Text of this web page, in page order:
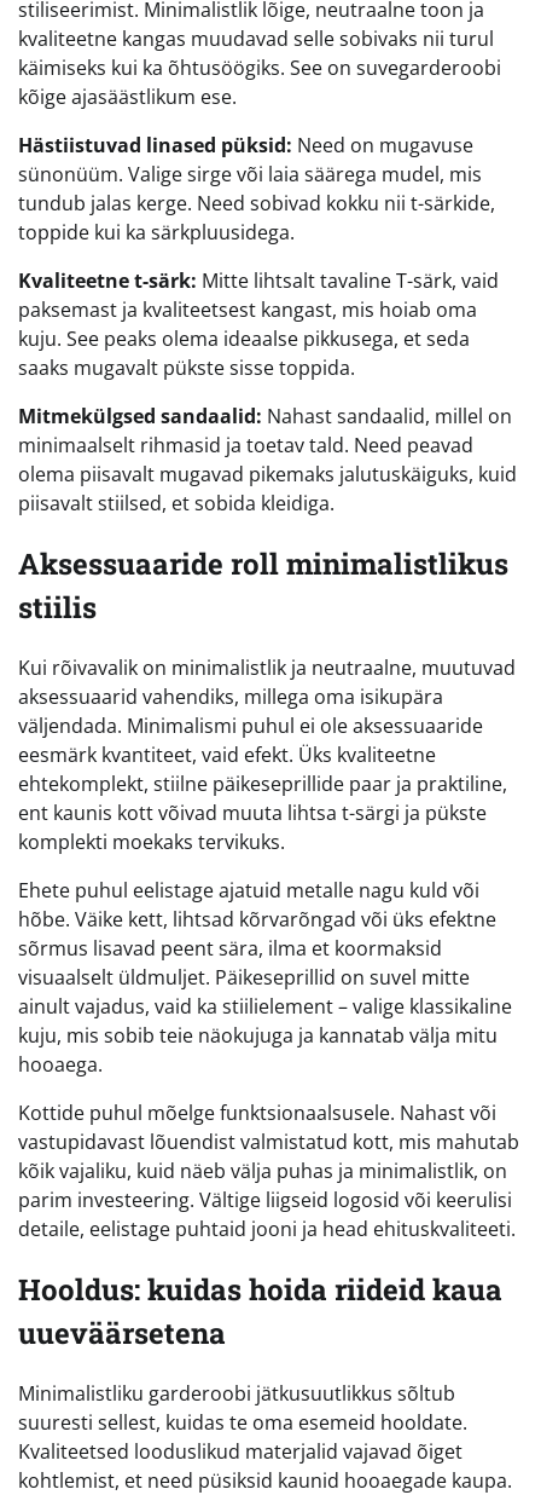
stiliseerimist. Minimalistlik lõige, neutraalne toon ja
kvaliteetne kangas muudavad selle sobivaks nii turul
käimiseks kui ka õhtusöögiks. See on suvegarderoobi
kõige ajasäästlikum ese.
Hästiistuvad linased püksid: Need on mugavuse
sünonüüm. Valige sirge või laia säärega mudel, mis
tundub jalas kerge. Need sobivad kokku nii t-särkide,
toppide kui ka särkpluusidega.
Kvaliteetne t-särk: Mitte lihtsalt tavaline T-särk, vaid
paksemast ja kvaliteetsest kangast, mis hoiab oma
kuju. See peaks olema ideaalse pikkusega, et seda
saaks mugavalt pükste sisse toppida.
Mitmekülgsed sandaalid: Nahast sandaalid, millel on
minimaalselt rihmasid ja toetav tald. Need peavad
olema piisavalt mugavad pikemaks jalutuskäiguks, kuid
piisavalt stiilsed, et sobida kleidiga.
Aksessuaaride roll minimalistlikus
stiilis
Kui rõivavalik on minimalistlik ja neutraalne, muutuvad
aksessuaarid vahendiks, millega oma isikupära
väljendada. Minimalismi puhul ei ole aksessuaaride
eesmärk kvantiteet, vaid efekt. Üks kvaliteetne
ehtekomplekt, stiilne päikeseprillide paar ja praktiline,
ent kaunis kott võivad muuta lihtsa t-särgi ja pükste
komplekti moekaks tervikuks.
Ehete puhul eelistage ajatuid metalle nagu kuld või
hõbe. Väike kett, lihtsad kõrvarõngad või üks efektne
sõrmus lisavad peent sära, ilma et koormaksid
visuaalselt üldmuljet. Päikeseprillid on suvel mitte
ainult vajadus, vaid ka stiilielement – valige klassikaline
kuju, mis sobib teie näokujuga ja kannatab välja mitu
hooaega.
Kottide puhul mõelge funktsionaalsusele. Nahast või
vastupidavast lõuendist valmistatud kott, mis mahutab
kõik vajaliku, kuid näeb välja puhas ja minimalistlik, on
parim investeering. Vältige liigseid logosid või keerulisi
detaile, eelistage puhtaid jooni ja head ehituskvaliteeti.
Hooldus: kuidas hoida riideid kaua
uueväärsetena
Minimalistliku garderoobi jätkusuutlikkus sõltub
suuresti sellest, kuidas te oma esemeid hooldate.
Kvaliteetsed looduslikud materjalid vajavad õiget
kohtlemist, et need püsiksid kaunid hooaegade kaupa.